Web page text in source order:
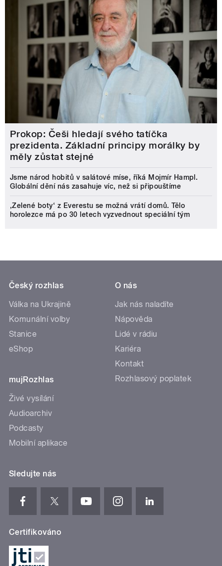
Prokop: Češi hledají svého tatíčka
prezidenta. Základní principy morálky by
měly zůstat stejné
Jsme národ hobitů v salátové míse, říká Mojmír Hampl.
Globální dění nás zasahuje víc, než si připouštíme
‚Zelené boty‘ z Everestu se možná vrátí domů. Tělo
horolezce má po 30 letech vyzvednout speciální tým
Český rozhlas
Válka na Ukrajině
Komunální volby
Stanice
eShop
mujRozhlas
Živé vysílání
Audioarchiv
Podcasty
Mobilní aplikace
O nás
Jak nás naladíte
Nápověda
Lidé v rádiu
Kariéra
Kontakt
Rozhlasový poplatek
Sledujte nás
Certifikováno